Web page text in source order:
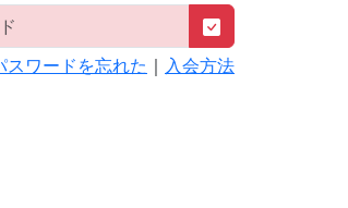
スワードを忘れた ｜ 入会方法